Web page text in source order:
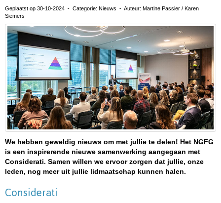
Geplaatst op 30-10-2024 - Categorie: Nieuws - Auteur: Martine Passier / Karen
Siemers
We hebben geweldig nieuws om met jullie te delen! Het NGFG
is een inspirerende nieuwe samenwerking aangegaan met
Considerati. Samen willen we ervoor zorgen dat jullie, onze
leden, nog meer uit jullie lidmaatschap kunnen halen.
Considerati